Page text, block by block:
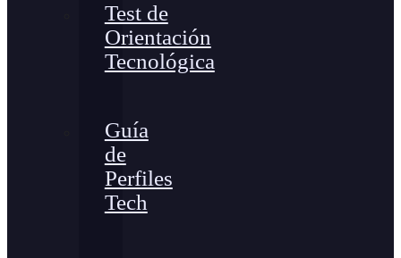
Test de
Orientación
Tecnológica
Guía
de
Perfiles
Tech